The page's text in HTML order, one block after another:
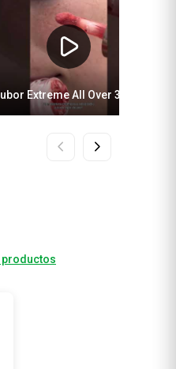
Extreme All Over 3 en 1
productos